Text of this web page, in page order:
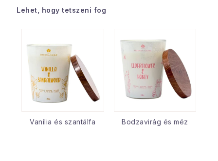
Lehet, hogy tetszeni fog
Vanília és szantálfa Bodzavirág és méz